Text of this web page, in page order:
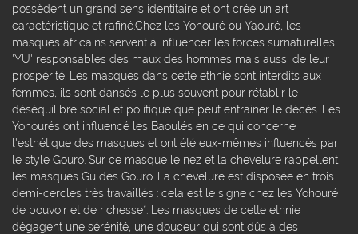
possèdent un grand sens identitaire et ont créé un art
caractéristique et rafiné.Chez les Yohouré ou Yaouré, les
masques africains servent à influencer les forces surnaturelles
'YU' responsables des maux des hommes mais aussi de leur
prospérité. Les masques dans cette ethnie sont interdits aux
femmes, ils sont dansés le plus souvent pour rétablir le
déséquilibre social et politique que peut entrainer le décès. Les
Yohourés ont influencé les Baoulés en ce qui concerne
l'esthétique des masques et ont été eux-mêmes influencés par
le style Gouro. Sur ce masque le nez et la chevelure rappellent
les masques Gu des Gouro. La chevelure est disposée en trois
demi-cercles très travaillés : cela est le signe chez les Yohouré
de pouvoir et de richesse*. Les masques de cette ethnie
dégagent une sérénité, une douceur qui sont dûs à des